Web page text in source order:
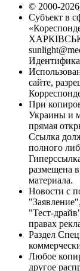
© 2000-
Субъект в
сайте,
При
Украины и
прямая
Ссылка
полного
размещена
материала.
Новости с
"Тест-
правах
Раздел
Любое
другое